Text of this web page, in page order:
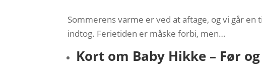
Sommerens varme er ved at aftage, og vi går
indtog. Ferietiden er måske forbi, men…
Kort om Baby Hikke – Før